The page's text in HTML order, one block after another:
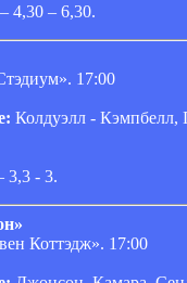
4,30 – 6,30.
17:00
Колдуэлл - Кэмпбелл,
3,3 - 3.
Коттэдж». 17:00